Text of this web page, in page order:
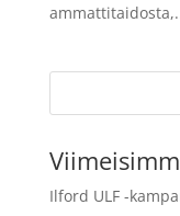
Ilford ULF -